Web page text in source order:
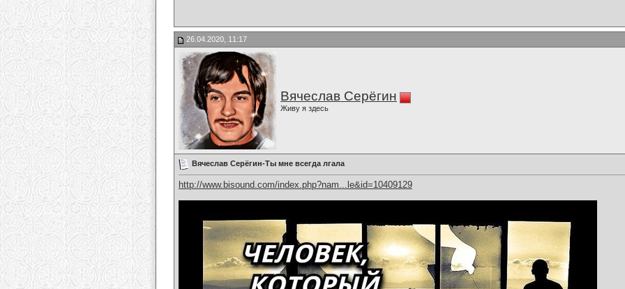
26.04.2020, 11:17
Вячеслав Серёгин
Живу я здесь
Вячеслав Серёгин-Ты мне всегда лгала
http://www.bisound.com/index.php?nam...le&id=10409129